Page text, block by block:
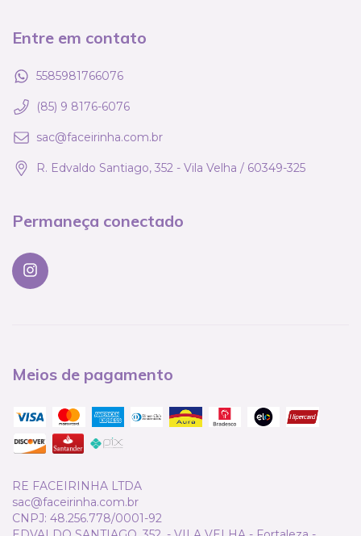
Entre em contato
5585981766076
(85) 9 8176-6076
sac@faceirinha.com.br
R. Edvaldo Santiago, 352 - Vila Velha / 60349-325
Permaneça conectado
Meios de pagamento
RE FACEIRINHA LTDA
sac@faceirinha.com.br
CNPJ: 48.256.778/0001-92